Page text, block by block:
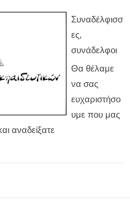
Συναδέλφισσ
ες,
συνάδελφοι
Θα θέλαμε
να σας
ευχαριστήσο
υμε που μας
αναδείξατε